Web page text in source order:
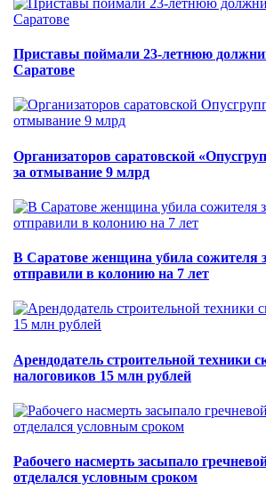
Приставы поймали 23-летнюю
Саратове
Организаторов саратовской
за отмывание 9 млрд
В Саратове женщина убила сожителя
отправили в колонию на 7 лет
Арендодатель строительной техники
налоговиков 15 млн рублей
Рабочего насмерть засыпало
отделался условным сроком